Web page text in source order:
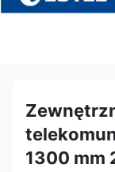
1300 mm